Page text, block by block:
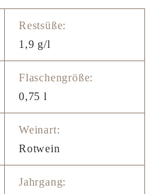
Restsüße:
1,9 g/l
Flaschengröße:
0,75 l
Weinart:
Rotwein
Jahrgang: